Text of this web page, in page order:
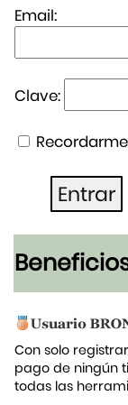
Email:
Clave:
Recordarme
Con solo
pago de ningún
todas las